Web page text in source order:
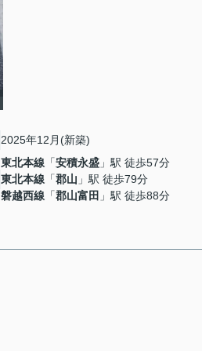
2025年12月(新築)
東北本線 「安積永盛 」駅 徒歩57分
東北本線 「郡山 」駅 徒歩79分
磐越西線 「郡山富田 」駅 徒歩88分